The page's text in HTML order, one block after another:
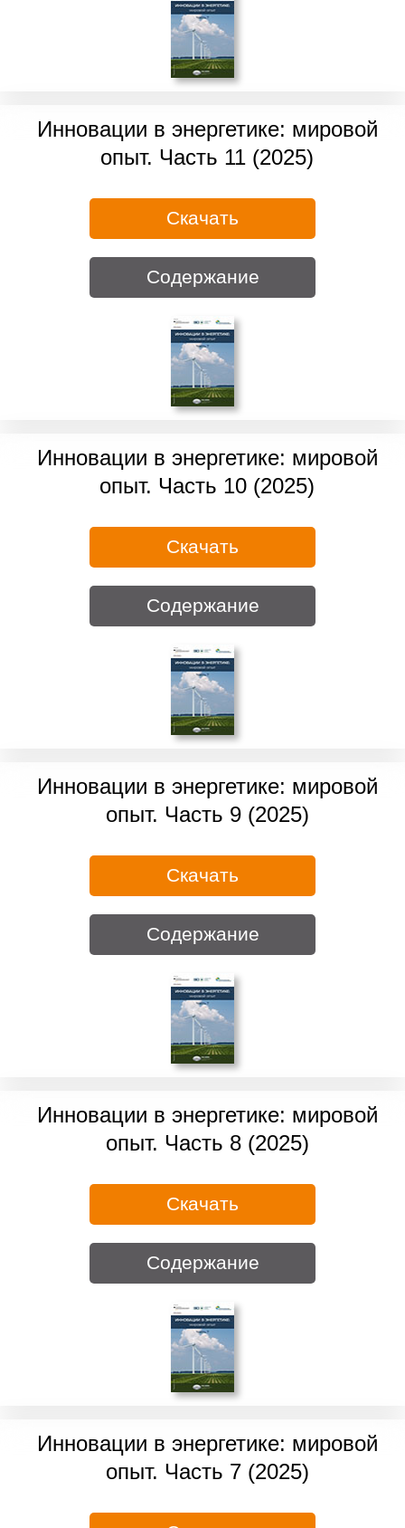
Инновации в энергетике: мировой
опыт. Часть 11 (2025)
Скачать
Содержание
Инновации в энергетике: мировой
опыт. Часть 10 (2025)
Скачать
Содержание
Инновации в энергетике: мировой
опыт. Часть 9 (2025)
Скачать
Содержание
Инновации в энергетике: мировой
опыт. Часть 8 (2025)
Скачать
Содержание
Инновации в энергетике: мировой
опыт. Часть 7 (2025)